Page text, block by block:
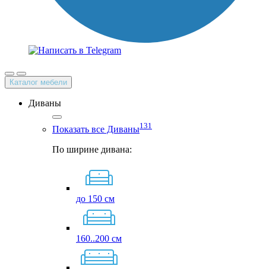
Каталог мебели
Диваны
Показать все Диваны131
По ширине дивана:
до 150 см
160..200 см